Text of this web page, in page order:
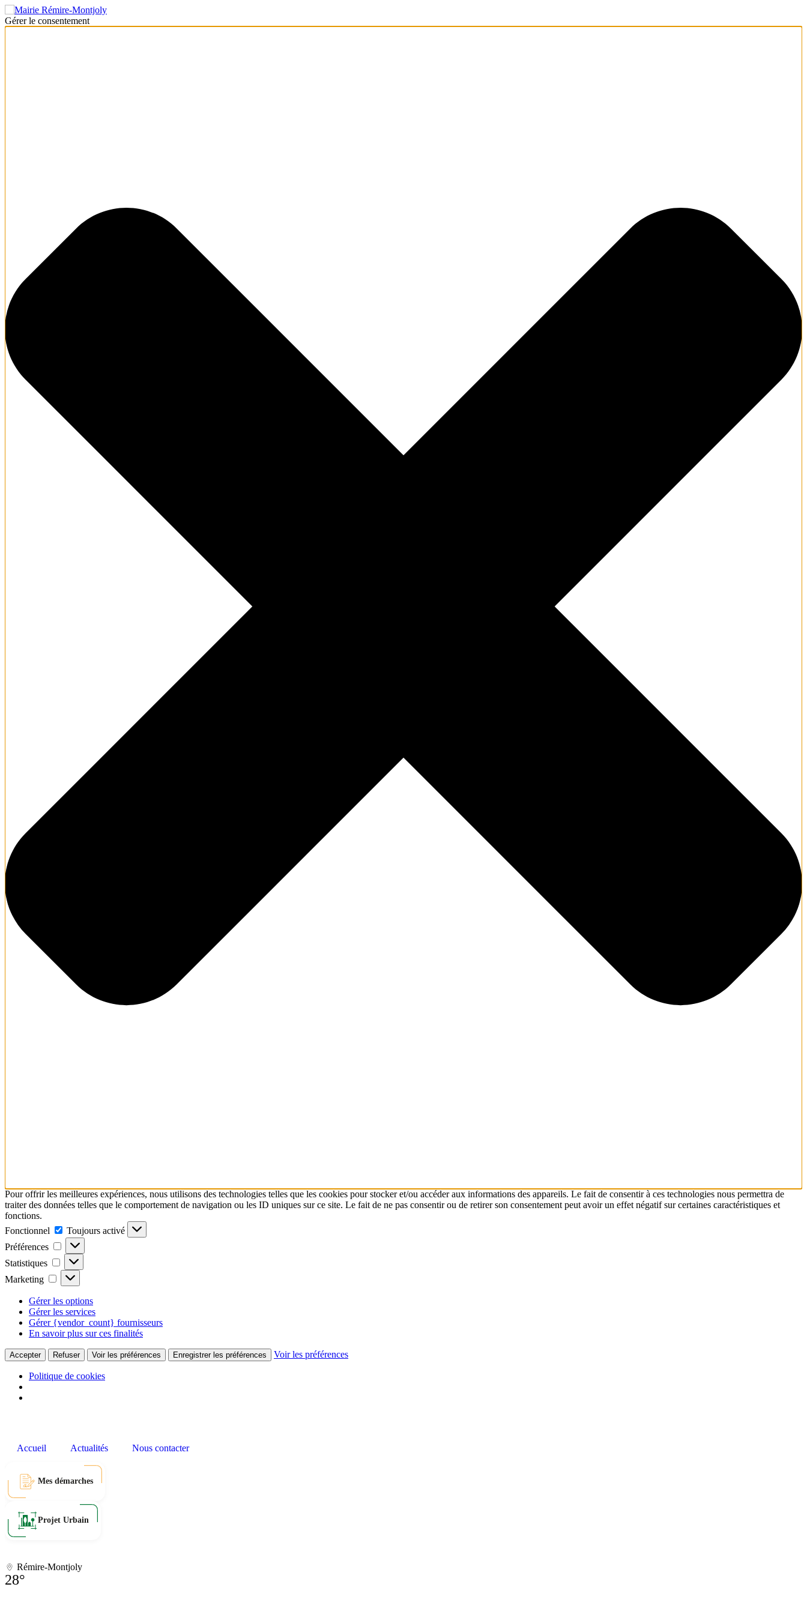
Gérer le consentement
Pour offrir les meilleures expériences, nous utilisons des technologies telles que les cookies pour stocker et/ou accéder aux informations des appareils. Le fait de consentir à ces technologies nous permettra de
traiter des données telles que le comportement de navigation ou les ID uniques sur ce site. Le fait de ne pas consentir ou de retirer son consentement peut avoir un effet négatif sur certaines caractéristiques et
fonctions.
Fonctionnel
Toujours activé
Préférences
Statistiques
Marketing
Gérer les options
Gérer les services
Gérer {vendor_count} fournisseurs
En savoir plus sur ces finalités
Accepter Refuser Voir les préférences Enregistrer les préférences Voir les préférences
Politique de cookies
Accueil Actualités Nous contacter
Mes démarches
Projet Urbain
Rémire-Montjoly
28°